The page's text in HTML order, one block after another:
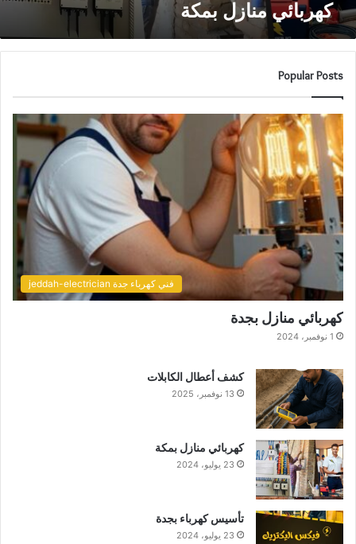
كهربائي منازل بمكة
Popular Posts
فني كهرباء جدة jeddah-electrician
كهربائي منازل بجدة
1 نوفمبر، 2024
كشف أعطال الكابلات
13 نوفمبر، 2025
كهربائي منازل بمكة
23 يوليو، 2024
تأسيس كهرباء بجدة
23 يوليو، 2024